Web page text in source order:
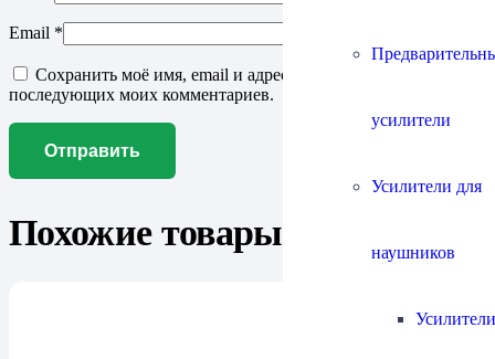
усилители
Усилители для
наушников
Email *
Сохранить моё имя, email и адрес сайта в этом браузере для
последующих моих комментариев.
Похожие товары